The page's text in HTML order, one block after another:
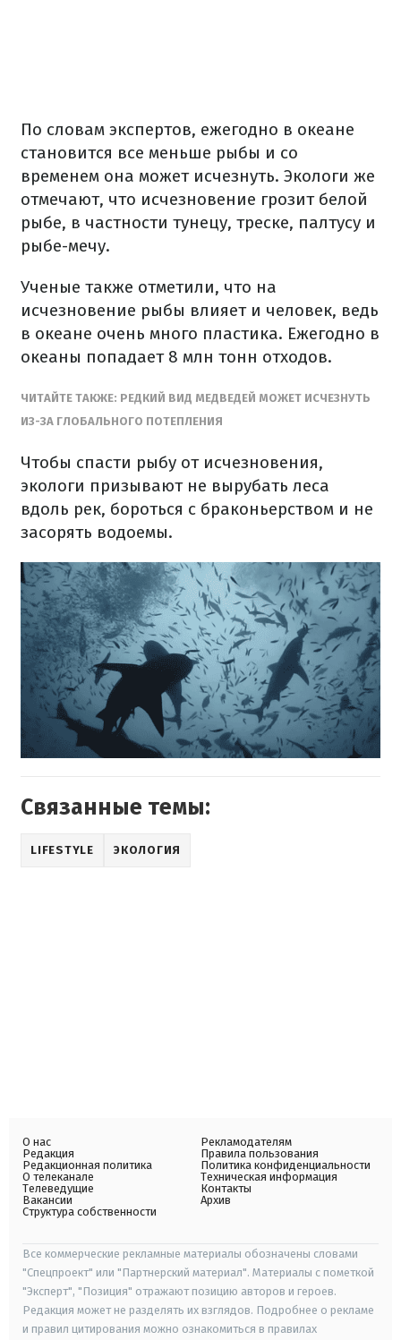
По словам экспертов, ежегодно в океане
становится все меньше рыбы и со
временем она может исчезнуть. Экологи же
отмечают, что исчезновение грозит белой
рыбе, в частности тунецу, треске, палтусу и
рыбе-мечу.
Ученые также отметили, что на
исчезновение рыбы влияет и человек, ведь
в океане очень много пластика. Ежегодно в
океаны попадает 8 млн тонн отходов.
ЧИТАЙТЕ ТАКЖЕ: РЕДКИЙ ВИД МЕДВЕДЕЙ МОЖЕТ ИСЧЕЗНУТЬ
ИЗ-ЗА ГЛОБАЛЬНОГО ПОТЕПЛЕНИЯ
Чтобы спасти рыбу от исчезновения,
экологи призывают не вырубать леса
вдоль рек, бороться с браконьерством и не
засорять водоемы.
Связанные темы:
LIFESTYLE ЭКОЛОГИЯ
О нас
Редакция
Редакционная политика
О телеканале
Телеведущие
Вакансии
Структура собственности
Рекламодателям
Правила пользования
Политика конфиденциальности
Техническая информация
Контакты
Архив
Все коммерческие рекламные материалы обозначены словами
"Спецпроект" или "Партнерский материал". Материалы с пометкой
"Эксперт", "Позиция" отражают позицию авторов и героев.
Редакция может не разделять их взглядов. Подробнее о рекламе
и правил цитирования можно ознакомиться в правилах